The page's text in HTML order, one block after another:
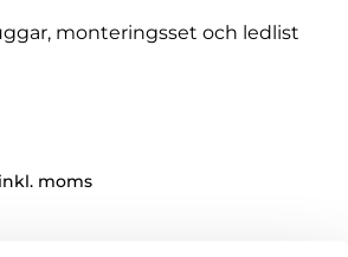
monteringsset och ledlist
inkl. moms